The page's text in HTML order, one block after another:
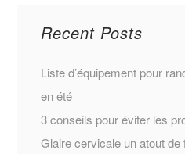
Recent Posts
Liste d’équipement pour
en été
3 conseils pour éviter les
Glaire cervicale un atout de